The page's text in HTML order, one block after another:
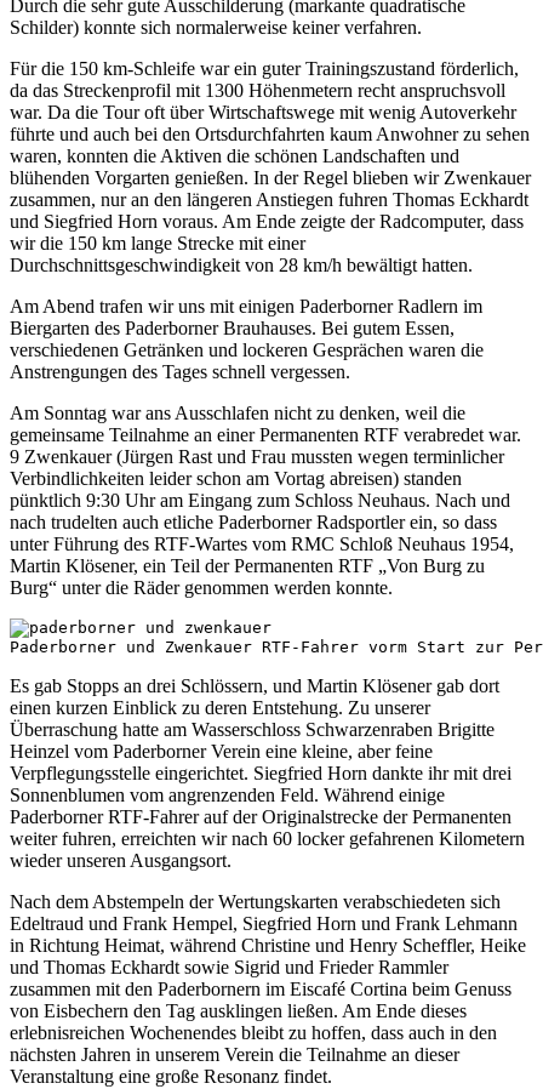
Durch die sehr gute Ausschilderung (markante quadratische
Schilder) konnte sich normalerweise keiner verfahren.
Für die 150 km-Schleife war ein guter Trainingszustand förderlich,
da das Streckenprofil mit 1300 Höhenmetern recht anspruchsvoll
war. Da die Tour oft über Wirtschaftswege mit wenig Autoverkehr
führte und auch bei den Ortsdurchfahrten kaum Anwohner zu sehen
waren, konnten die Aktiven die schönen Landschaften und
blühenden Vorgarten genießen. In der Regel blieben wir Zwenkauer
zusammen, nur an den längeren Anstiegen fuhren Thomas Eckhardt
und Siegfried Horn voraus. Am Ende zeigte der Radcomputer, dass
wir die 150 km lange Strecke mit einer
Durchschnittsgeschwindigkeit von 28 km/h bewältigt hatten.
Am Abend trafen wir uns mit einigen Paderborner Radlern im
Biergarten des Paderborner Brauhauses. Bei gutem Essen,
verschiedenen Getränken und lockeren Gesprächen waren die
Anstrengungen des Tages schnell vergessen.
Am Sonntag war ans Ausschlafen nicht zu denken, weil die
gemeinsame Teilnahme an einer Permanenten RTF verabredet war.
9 Zwenkauer (Jürgen Rast und Frau mussten wegen terminlicher
Verbindlichkeiten leider schon am Vortag abreisen) standen
pünktlich 9:30 Uhr am Eingang zum Schloss Neuhaus. Nach und
nach trudelten auch etliche Paderborner Radsportler ein, so dass
unter Führung des RTF-Wartes vom RMC Schloß Neuhaus 1954,
Martin Klösener, ein Teil der Permanenten RTF „Von Burg zu
Burg“ unter die Räder genommen werden konnte.
Paderborner und Zwenkauer RTF-Fahrer vorm Start zur
Es gab Stopps an drei Schlössern, und Martin Klösener gab dort
einen kurzen Einblick zu deren Entstehung. Zu unserer
Überraschung hatte am Wasserschloss Schwarzenraben Brigitte
Heinzel vom Paderborner Verein eine kleine, aber feine
Verpflegungsstelle eingerichtet. Siegfried Horn dankte ihr mit drei
Sonnenblumen vom angrenzenden Feld. Während einige
Paderborner RTF-Fahrer auf der Originalstrecke der Permanenten
weiter fuhren, erreichten wir nach 60 locker gefahrenen Kilometern
wieder unseren Ausgangsort.
Nach dem Abstempeln der Wertungskarten verabschiedeten sich
Edeltraud und Frank Hempel, Siegfried Horn und Frank Lehmann
in Richtung Heimat, während Christine und Henry Scheffler, Heike
und Thomas Eckhardt sowie Sigrid und Frieder Rammler
zusammen mit den Paderbornern im Eiscafé Cortina beim Genuss
von Eisbechern den Tag ausklingen ließen. Am Ende dieses
erlebnisreichen Wochenendes bleibt zu hoffen, dass auch in den
nächsten Jahren in unserem Verein die Teilnahme an dieser
Veranstaltung eine große Resonanz findet.